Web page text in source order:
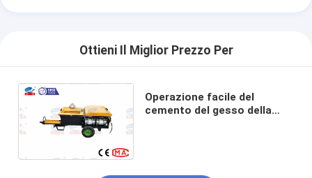
Ottieni Il Miglior Prezzo Per
Operazione facile del
cemento del gesso della